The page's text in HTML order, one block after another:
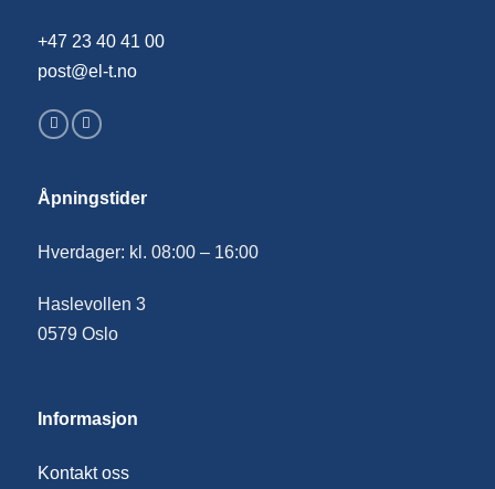
+47 23 40 41 00
post@el-t.no
Åpningstider
Hverdager: kl. 08:00 – 16:00
Haslevollen 3
0579 Oslo
Informasjon
Kontakt oss